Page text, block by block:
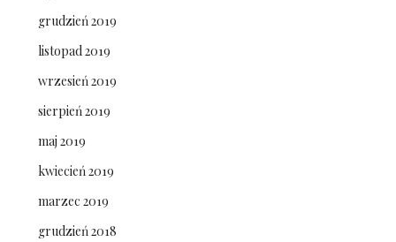
grudzień 2019
listopad 2019
wrzesień 2019
sierpień 2019
maj 2019
kwiecień 2019
marzec 2019
grudzień 2018